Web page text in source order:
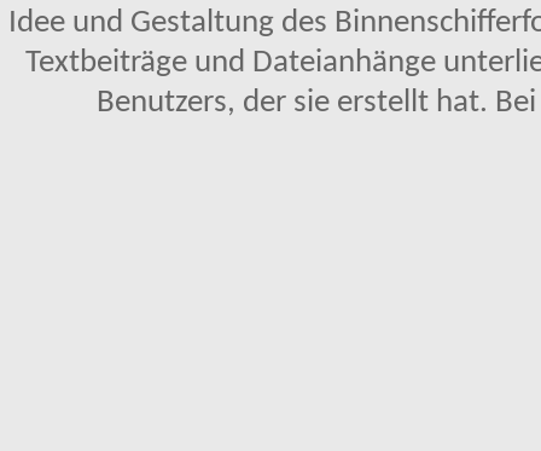
Idee und Gestaltung des
Textbeiträge und Dateianhänge
Benutzers, der sie erstellt hat.